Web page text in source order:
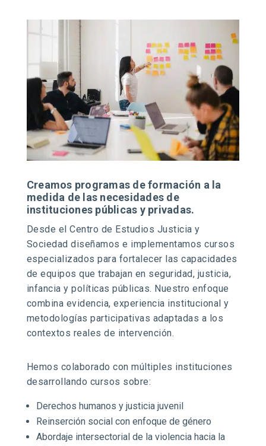
Creamos programas de formación a la
medida de las necesidades de
instituciones públicas y privadas.
Desde el Centro de Estudios Justicia y
Sociedad diseñamos e implementamos cursos
especializados para fortalecer las capacidades
de equipos que trabajan en seguridad, justicia,
infancia y políticas públicas. Nuestro enfoque
combina evidencia, experiencia institucional y
metodologías participativas adaptadas a los
contextos reales de intervención.
Hemos colaborado con múltiples instituciones
desarrollando cursos sobre:
Derechos humanos y justicia juvenil
Reinserción social con enfoque de género
Abordaje intersectorial de la violencia hacia la